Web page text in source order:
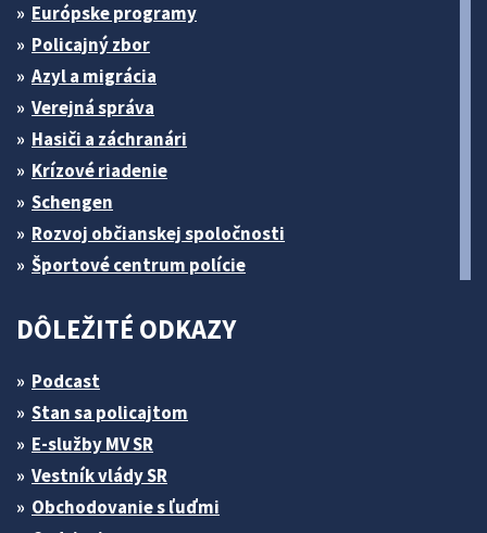
Európske programy
Policajný zbor
Azyl a migrácia
Verejná správa
Hasiči a záchranári
Krízové riadenie
Schengen
Rozvoj občianskej spoločnosti
Športové centrum polície
DÔLEŽITÉ ODKAZY
Podcast
Stan sa policajtom
E-služby MV SR
Vestník vlády SR
Obchodovanie s ľuďmi